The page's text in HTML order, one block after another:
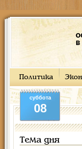
Политика
суббота
08
Тема дня